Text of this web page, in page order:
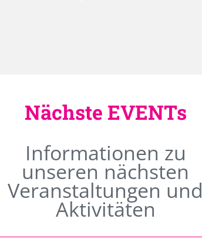
Nächste EVENTs
Informationen zu
unseren nächsten
Veranstaltungen und
Aktivitäten